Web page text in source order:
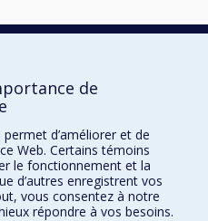
à Alep (Syrie) (XVIe-XXe
d&apos;habitat dans le Tiers-
cas d&apos;Abidjan
de
d’améliorer et de
Web. Certains témoins
le fonctionnement et la
d’autres enregistrent vos
vous consentez à notre
répondre à vos besoins.